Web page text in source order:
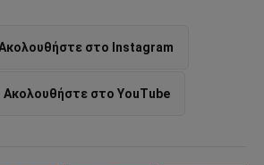
στο Instagram
Ακολουθήστε στο YouTube